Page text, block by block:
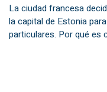
La ciudad francesa
la capital de Estonia
particulares. Por qué es